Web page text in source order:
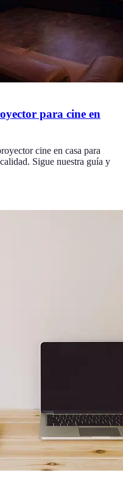
para cine en
cine en casa para
Sigue nuestra guía y